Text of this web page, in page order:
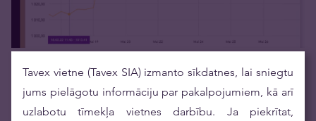
Sudraba cena
Tavex vietne (Tavex SIA) izmanto sīkdatnes, lai sniegtu
jums pielāgotu informāciju par pakalpojumiem, kā arī
uzlabotu tīmekļa vietnes darbību. Ja piekrītat,